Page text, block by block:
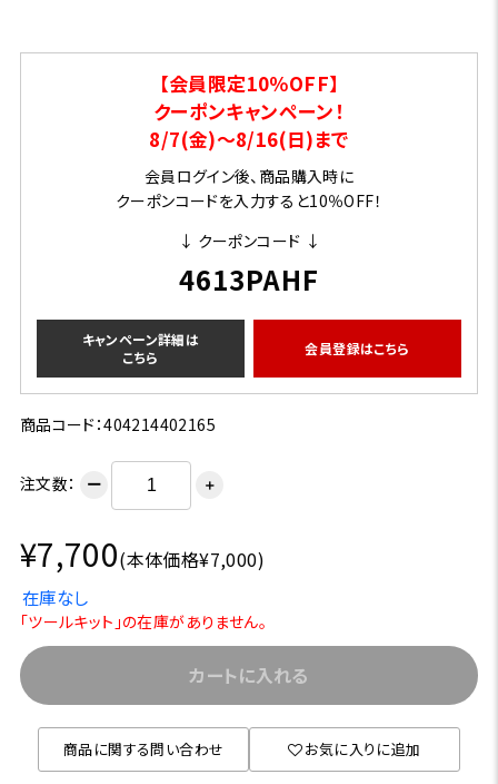
【会員限定10％OFF】
クーポンキャンペーン！
8/7(金)～8/16(日)まで
会員ログイン後、商品購入時に
クーポンコードを入力すると10％OFF！
↓ クーポンコード ↓
4613PAHF
キャンペーン詳細は
こちら
会員登録はこちら
商品コード：404214402165
注文数： ー ＋
¥7,700(本体価格¥7,000)
在庫なし
「ツールキット」の在庫がありません。
カートに入れる
商品に関する問い合わせ お気に入りに追加